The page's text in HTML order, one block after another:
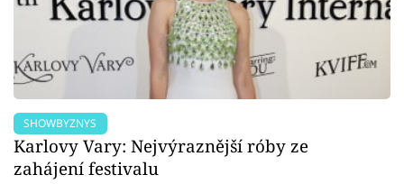
SHOWBYZNYS
Karlovy Vary: Nejvýraznější róby ze
zahájení festivalu